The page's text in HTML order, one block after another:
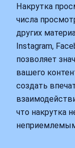
Накрутка
числа
других
Instagram,
позволяет
вашего
создать
что накрутка